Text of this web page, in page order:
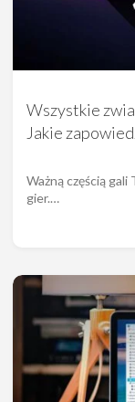
Wszystkie
Jakie
Ważną częścią
gier.…